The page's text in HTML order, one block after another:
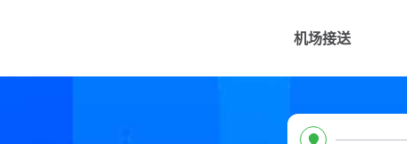
机场接送